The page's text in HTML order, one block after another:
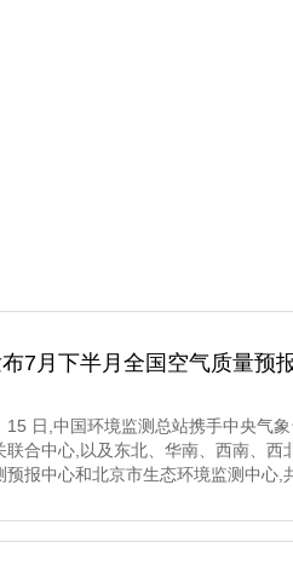
7月下半月全国空气质量预
日,中国环境监测总站携手中央气象
联合中心,以及东北、华南、西南、西
预报中心和北京市生态环境监测中心,
大部分地区空气质量将以优良至轻度